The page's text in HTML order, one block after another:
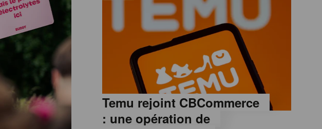
Temu rejoint CBCommerce
: une opération de